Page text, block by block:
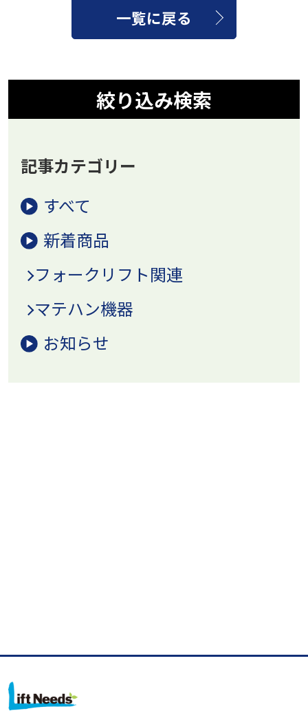
一覧に戻る
絞り込み検索
記事カテゴリー
すべて
新着商品
フォークリフト関連
マテハン機器
お知らせ